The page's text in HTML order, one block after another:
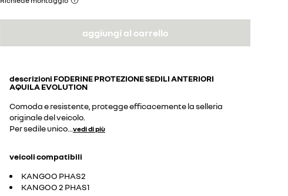
aggiungi al carrello
descrizioni FODERINE PROTEZIONE SEDILI ANTERIORI
AQUILA EVOLUTION
Comoda e resistente, protegge efficacemente la selleria
originale del veicolo.
Per sedile unico vedi di più
veicoli compatibili
KANGOO PHAS2
KANGOO 2 PHAS1